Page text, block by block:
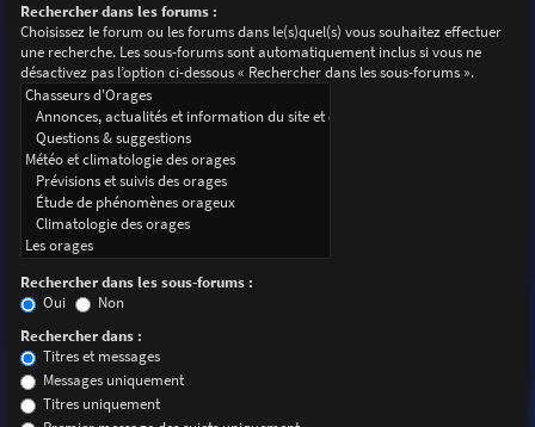
Rechercher dans les forums :
Choisissez le forum ou les forums dans le(s)quel(s) vous souhaitez effectuer
une recherche. Les sous-forums sont automatiquement inclus si vous ne
désactivez pas l’option ci-dessous « Rechercher dans les sous-forums ».
Rechercher dans les sous-forums :
Oui
Non
Rechercher dans :
Titres et messages
Messages uniquement
Titres uniquement